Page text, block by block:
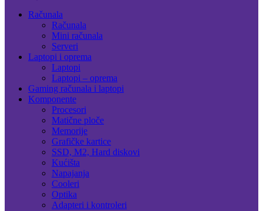
Računala
Računala
Mini računala
Serveri
Laptopi i oprema
Laptopi
Laptopi – oprema
Gaming računala i laptopi
Komponente
Procesori
Matične ploče
Memorije
Grafičke kartice
SSD, M2, Hard diskovi
Kućišta
Napajanja
Cooleri
Optika
Adapteri i kontroleri